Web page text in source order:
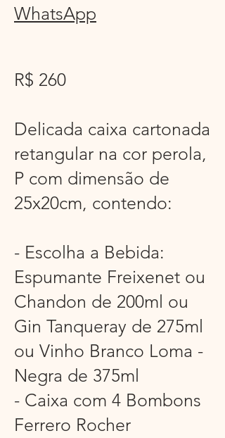
WhatsApp
R$ 260
Delicada caixa cartonada
retangular na cor perola,
P com dimensão de
25x20cm, contendo:
- Escolha a Bebida:
Espumante Freixenet ou
Chandon de 200ml ou
Gin Tanqueray de 275ml
ou Vinho Branco Loma -
Negra de 375ml
- Caixa com 4 Bombons
Ferrero Rocher